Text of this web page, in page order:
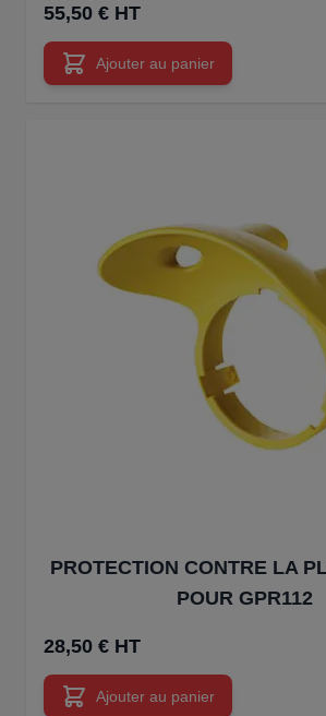
55,50 € HT
Ajouter au panier
PROTECTION CONTRE LA
POUR GPR112
28,50 € HT
Ajouter au panier